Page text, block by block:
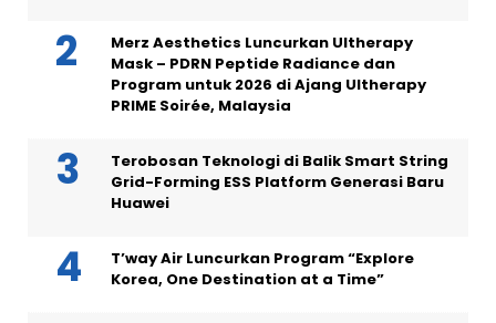
Merz Aesthetics Luncurkan Ultherapy
Mask – PDRN Peptide Radiance dan
Program untuk 2026 di Ajang Ultherapy
PRIME Soirée, Malaysia
Terobosan Teknologi di Balik Smart String
Grid-Forming ESS Platform Generasi Baru
Huawei
T’way Air Luncurkan Program “Explore
Korea, One Destination at a Time”